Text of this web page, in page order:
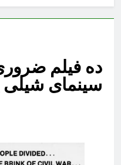
ده فیلم
سینمای شیلی